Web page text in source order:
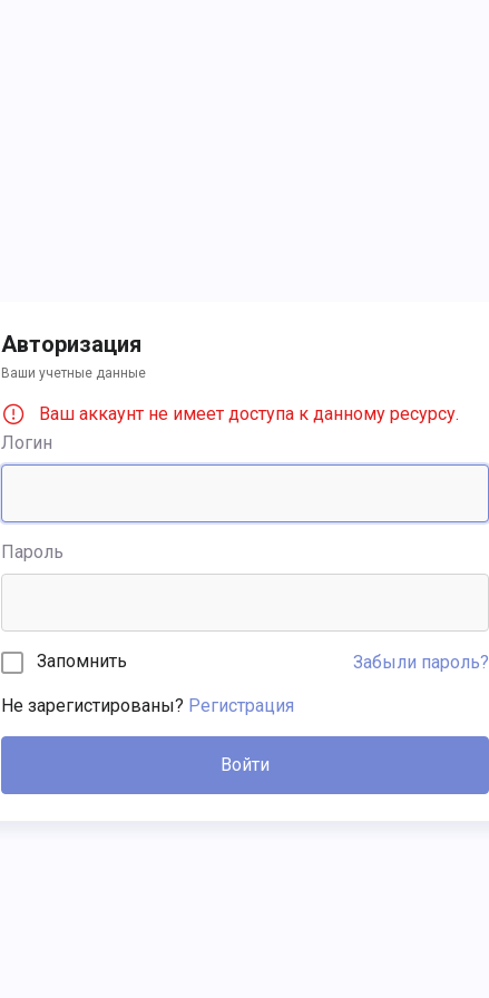
Авторизация
Ваши учетные данные
Ваш аккаунт не имеет доступа к данному ресурсу.
Логин
Пароль
Запомнить Забыли пароль?
Не зарегистированы? Регистрация